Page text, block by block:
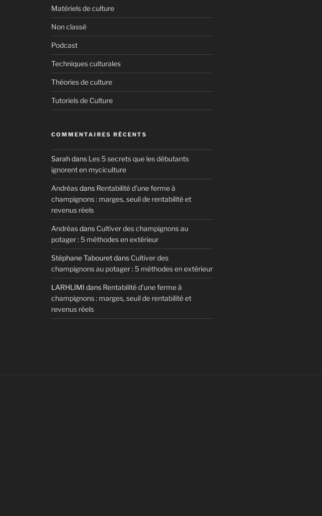
Matériels de culture
Non classé
Podcast
Techniques culturales
Théories de culture
Tutoriels de Culture
COMMENTAIRES RÉCENTS
Sarahdans Les 5 secrets que les débutants
ignorent en myciculture
Andréasdans Rentabilité d’une ferme à
champignons : marges, seuil de rentabilité et
revenus réels
Andréasdans Cultiver des champignons au
potager : 5 méthodes en extérieur
Stéphane Tabouretdans Cultiver des
champignons au potager : 5 méthodes en extérieur
LARHLIMI dans Rentabilité d’une ferme à
champignons : marges, seuil de rentabilité et
revenus réels